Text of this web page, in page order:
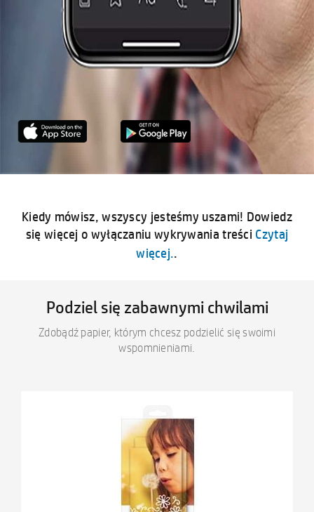
Kiedy mówisz, wszyscy jesteśmy uszami! Dowiedz
się więcej o wyłączaniu wykrywania treści Czytaj
więcej..
Podziel się zabawnymi chwilami
Zdobądź papier, którym chcesz podzielić się swoimi
wspomnieniami.